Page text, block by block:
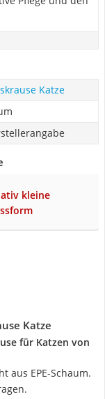
Katze
kleine
Katze
für Katzen von
aus EPE-Schaum.